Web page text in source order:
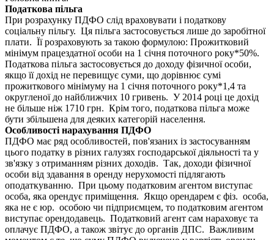
Податкова пільга
При розрахунку ПДФО слід враховувати і податкову
соціальну пільгу. Ця пільга застосовується лише до заробітної
плати. Її розраховують за такою формулою: Прожитковий
мінімум працездатної особи на 1 січня поточного року*50%.
Податкова пільга застосовується до доходу фізичної особи,
якщо її дохід не перевищує суми, що дорівнює сумі
прожиткового мінімуму на 1 січня поточного року*1,4 та
округленої до найближчих 10 гривень. У 2014 році це дохід
не більше ніж 1710 грн. Крім того, податкова пільга може
бути збільшена для деяких категорій населення.
Особливості нарахування ПДФО
ПДФО має ряд особливостей, пов'язаних із застосуванням
цього податку в різних галузях господарської діяльності та у
зв'язку з отриманням різних доходів. Так, доходи фізичної
особи від здавання в оренду нерухомості підлягають
оподаткуванню. При цьому податковим агентом виступає
особа, яка орендує приміщення. Якщо орендарем є фіз. особа,
яка не є юр. особою чи підприємцем, то податковим агентом
виступає орендодавець. Податковий агент сам нараховує та
оплачує ПДФО, а також звітує до органів ДПС. Важливим